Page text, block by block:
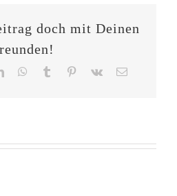
doch mit Deinen
LinkedInWhatsApp
Tumblr Pinterest
Vk
E-